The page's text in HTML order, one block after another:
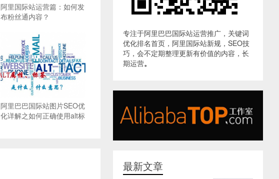
阿里国际站运营篇：如何发
布粉丝通内容？
阿里巴巴国际站图片SEO优
化详解之如何正确使用alt标
专注于阿里巴巴国际站运营推广，关键词
优化排名首页，阿里国际站新规，SEO技
巧，会不定期整理更新有价值的内容，长
期运营。
最新文章